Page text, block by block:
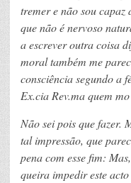
tremer e não sou
que não é nervoso
a escrever outra coisa
moral também me
consciência segundo a
Ex.cia Rev.ma quem
Não sei pois que fazer.
tal impressão, que
pena com esse fim:
queira impedir este